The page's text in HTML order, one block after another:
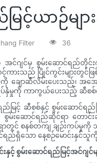
မြင့်ယာဉ်
Filter 36
အင်ဂျင်မှ စွမ်းဆောင်ရည်
သည် ပြိုင်ကွင်းများတွင်ဖြစ်စေ
ောဆီလိမ်းပေးသည့်၊ အအေး
မြှုပ်နှံမှုကို ကာကွယ်ပေးသည့်
ည်မြင့် ဆီစစ်နှင့် စွမ်းဆောင်
စွမ်းဆောင်ရည်ဆိုင်ရာ တေ
င် စနစ်တကျ ချဉ်းကပ်မှုကို သ
ည်ရှိသော နေ့စဉ်မောင်းနှင်သူ
င်းနှင့် စွမ်းဆောင်ရည်မြင့်အင်